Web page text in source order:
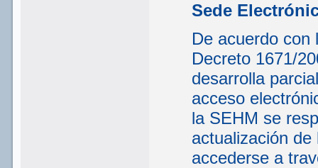
Sede
De acuerdo con
Decreto 1671/
desarrolla
acceso
la SEHM se
actualización
accederse a